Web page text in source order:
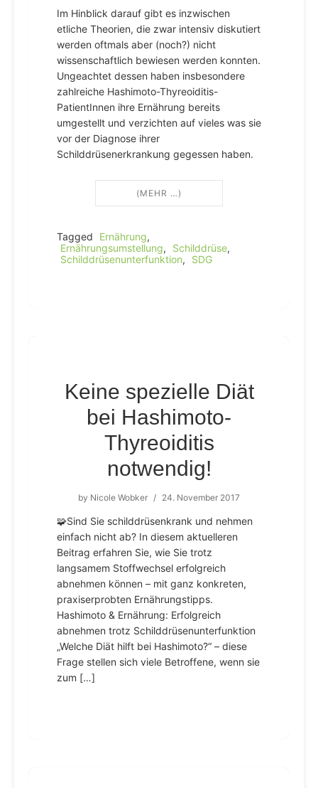
Im Hinblick darauf gibt es inzwischen
etliche Theorien, die zwar intensiv diskutiert
werden oftmals aber (noch?) nicht
wissenschaftlich bewiesen werden konnten.
Ungeachtet dessen haben insbesondere
zahlreiche Hashimoto-Thyreoiditis-
PatientInnen ihre Ernährung bereits
umgestellt und verzichten auf vieles was sie
vor der Diagnose ihrer
Schilddrüsenerkrankung gegessen haben.
(MEHR …)
Tagged Ernährung,
Ernährungsumstellung, Schilddrüse,
Schilddrüsenunterfunktion, SDG
Keine spezielle Diät
bei Hashimoto-
Thyreoiditis
notwendig!
by Nicole Wobker / 24. November 2017
🧩Sind Sie schilddrüsenkrank und nehmen
einfach nicht ab? In diesem aktuelleren
Beitrag erfahren Sie, wie Sie trotz
langsamem Stoffwechsel erfolgreich
abnehmen können – mit ganz konkreten,
praxiserprobten Ernährungstipps.
Hashimoto & Ernährung: Erfolgreich
abnehmen trotz Schilddrüsenunterfunktion
„Welche Diät hilft bei Hashimoto?“ – diese
Frage stellen sich viele Betroffene, wenn sie
zum […]